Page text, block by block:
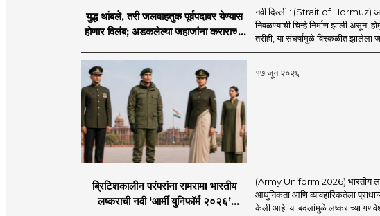
युद्ध थांबले, तरी जलवाहतुक पूर्वपदावर येण्यास
होणार विलंब; अडकलेल्या जहाजांना कराराच्या
नवी दिल्ली : (Strait of Hormuz)
निवळण्याची चिन्हे निर्माण झाली असून,
तरीही, या संघर्षामुळे विस्कळीत
१७ जून २०२६
ब्रिटिशकालीन परंपरांना रामराम! भारतीय
लष्कराची नवी ‘आर्मी युनिफॉर्म २०२६’
(Army Uniform 2026) भारतीय
आधुनिकता आणि व्यावहारिकतेला
केली आहे. या बदलांमुळे लष्कराच्या